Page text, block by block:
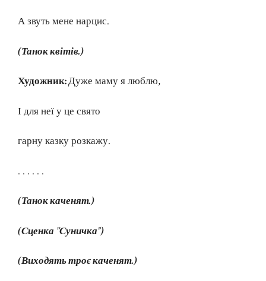
А звуть мене нарцис.
(Танок квітів.)
Художник:Дуже маму я люблю,
І для неї у це свято
гарну казку розкажу.
. . . . . .
(Танок каченят.)
(Сценка ’’Суничка”)
(Виходять троє каченят.)